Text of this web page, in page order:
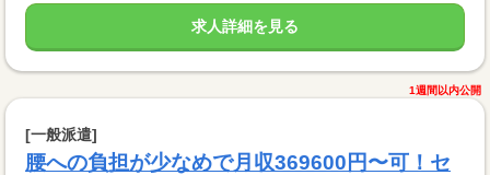
求人詳細を見る
1週間以内公開
[一般派遣]
腰への負担が少なめで月収369600円〜可！セ